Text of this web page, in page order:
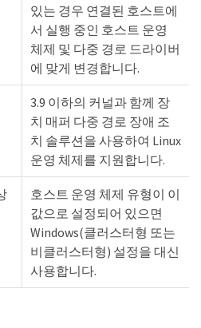
있는 경우 연결된 호스트에
서 실행 중인 호스트 운영
체제 및 다중 경로 드라이버
에 맞게 변경합니다.
3.9 이하의 커널과 함께 장
치 매퍼 다중 경로 장애 조
치 솔루션을 사용하여 Linux
운영 체제를 지원합니다.
호스트 운영 체제 유형이 이
값으로 설정되어 있으면
Windows(클러스터형 또는
비클러스터형) 설정을 대신
사용합니다.